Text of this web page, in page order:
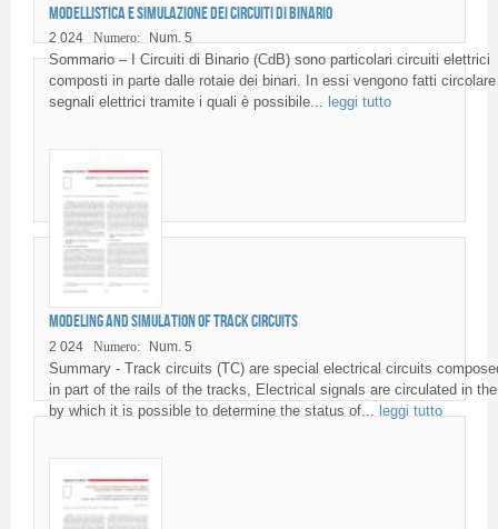
Modellistica e simulazione dei Circuiti di Binario
2 024 Numero: Num. 5
Sommario – I Circuiti di Binario (CdB) sono particolari circuiti elettrici
composti in parte dalle rotaie dei binari. In essi vengono fatti circolare
segnali elettrici tramite i quali è possibile... leggi tutto
Modeling and simulation of Track Circuits
2 024 Numero: Num. 5
Summary - Track circuits (TC) are special electrical circuits
in part of the rails of the tracks, Electrical signals are circulated in
by which it is possible to determine the status of... leggi tutto